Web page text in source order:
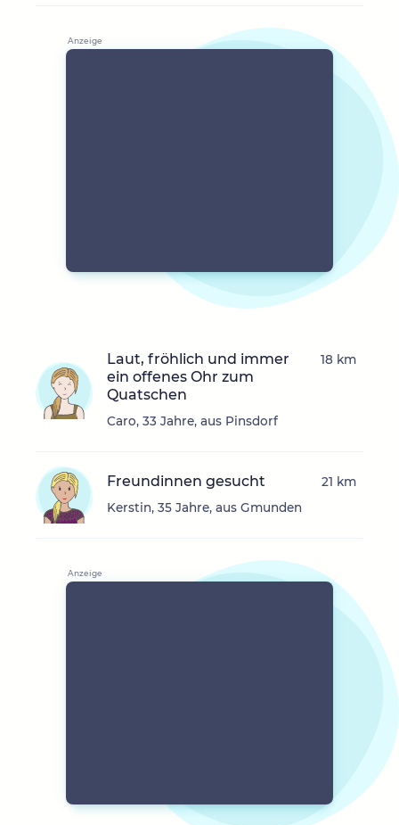
Laut, fröhlich und immer
ein offenes Ohr zum
Quatschen
Caro, 33 Jahre, aus Pinsdorf
18 km
Freundinnen gesucht
Kerstin, 35 Jahre, aus Gmunden
21 km